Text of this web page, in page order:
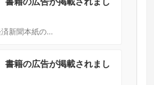
新聞本紙の…
書籍の広告が掲載されまし